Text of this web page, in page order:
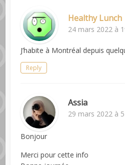
Healthy Lunch
24 mars 2022 à
J’habite à Montréal depuis
Reply
Assia
29 mars 2022 à
Bonjour
Merci pour cette info